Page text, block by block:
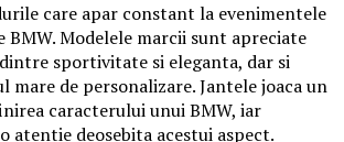
care apar constant la evenimentele
BMW. Modelele marcii sunt apreciate
sportivitate si eleganta, dar si
de personalizare. Jantele joaca un
caracterului unui BMW, iar
atentie deosebita acestui aspect.